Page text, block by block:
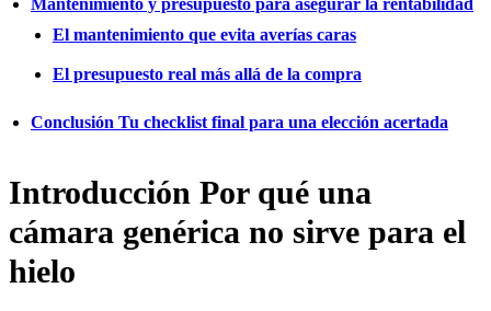
El mantenimiento que evita averías caras
El presupuesto real más allá de la compra
Conclusión Tu checklist final para una elección acertada
Introducción Por qué una
cámara genérica no sirve para el
hielo